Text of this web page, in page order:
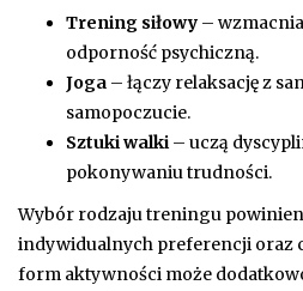
Trening siłowy –
odporność psychiczną.
Joga – łączy relaksację z
samopoczucie.
Sztuki walki – uczą
pokonywaniu trudności.
Wybór rodzaju treningu
indywidualnych preferencji oraz
form aktywności może